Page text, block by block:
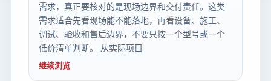
需求，真正要核对的是现场边界和交付责任。这类
需求适合先看现场能不能落地，再看设备、施工、
调试、验收和售后边界，不要只按一个型号或一个
低价清单判断。 从实际项目
继续浏览